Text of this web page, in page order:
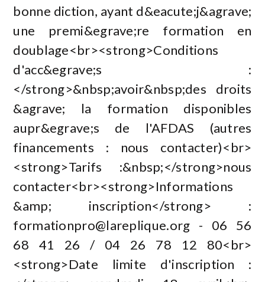
bonne diction, ayant d&eacute;j&agrave;
une premi&egrave;re formation en
doublage<br><strong>Conditions
d'acc&egrave;s :
</strong>&nbsp;avoir&nbsp;des droits
&agrave; la formation disponibles
aupr&egrave;s de l'AFDAS (autres
financements : nous contacter)<br>
<strong>Tarifs :&nbsp;</strong>nous
contacter<br><strong>Informations
&amp; inscription</strong> :
formationpro@lareplique.org - 06 56
68 41 26 / 04 26 78 12 80<br>
<strong>Date limite d'inscription :